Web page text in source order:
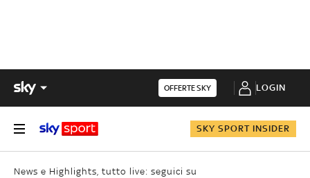
OFFERTE SKY LOGIN
SKY SPORT INSIDER
News e Highlights, tutto live: seguici su